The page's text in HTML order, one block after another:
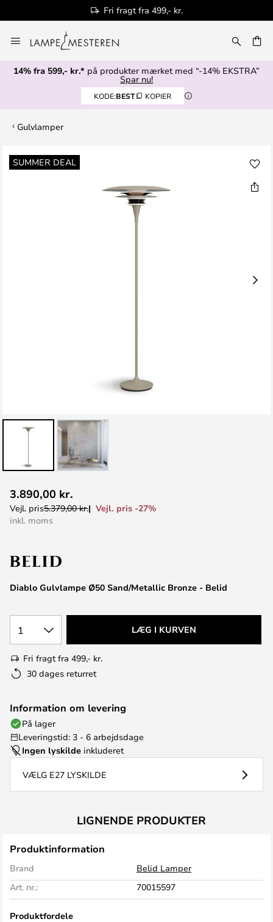
Fri fragt fra 499,- kr.
to
Content
14% fra 599,- kr.* på produkter mærket med “-14% EKSTRA”
Spar nu!
KODE:BEST KOPIER
Gulvlamper
SUMMER DEAL
Gå
til
til
starten
Diablo Gulvlampe Ø50 Sand/Metallic Bronze - Belid
3.890,00 kr.
Vejl. pris5.379,00 kr.
Vejl. pris -27%
inkl. moms
1 LÆG I KURVEN
Fri fragt fra 499,- kr.
30 dages returret
Information om levering
På lager
Leveringstid: 3 - 6 arbejdsdage
Ingen lyskilde inkluderet
VÆLG E27 LYSKILDE
LIGNENDE PRODUKTER
Produktinformation
Brand
Belid Lamper
Art. nr.:
70015597
Produktfordele